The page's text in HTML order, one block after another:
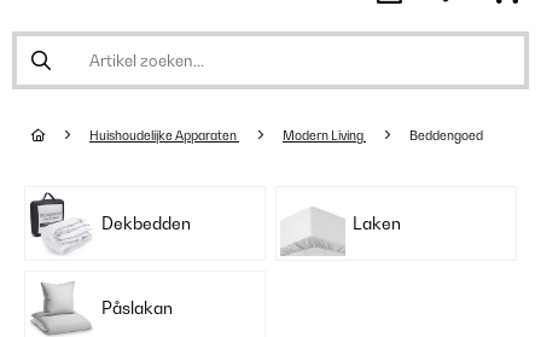
Huishoudelijke Apparaten Modern Living Beddengoed
Dekbedden Laken
Påslakan